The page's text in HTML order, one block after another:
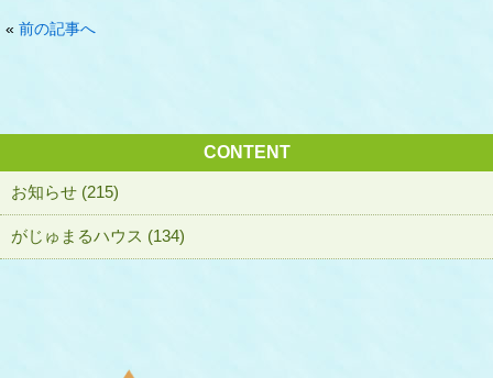
« 前の記事へ
CONTENT
お知らせ (215)
がじゅまるハウス (134)